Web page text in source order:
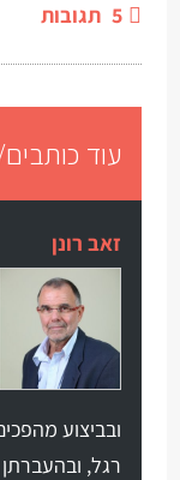
5 תגובות
עוד
זאב רונן
ובביצוע
רגל, ובהעברתן